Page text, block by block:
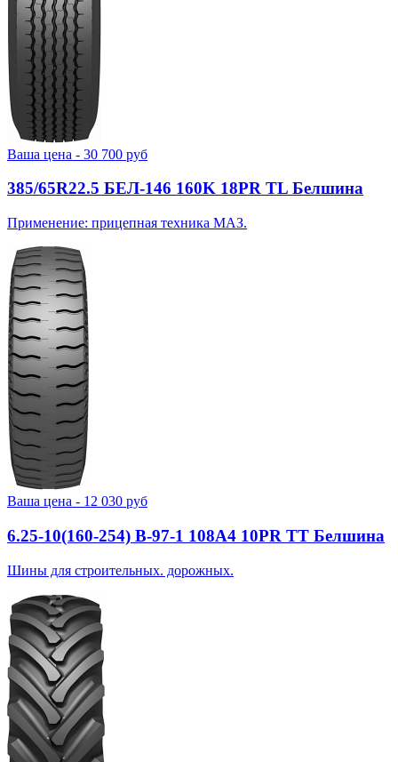
Ваша цена - 30 700 руб
385/65R22.5 БЕЛ-146 160K 18PR TL Белшина
Применение: прицепная техника МАЗ.
Ваша цена - 12 030 руб
6.25-10(160-254) В-97-1 108A4 10PR TT Белшина
Шины для строительных. дорожных.